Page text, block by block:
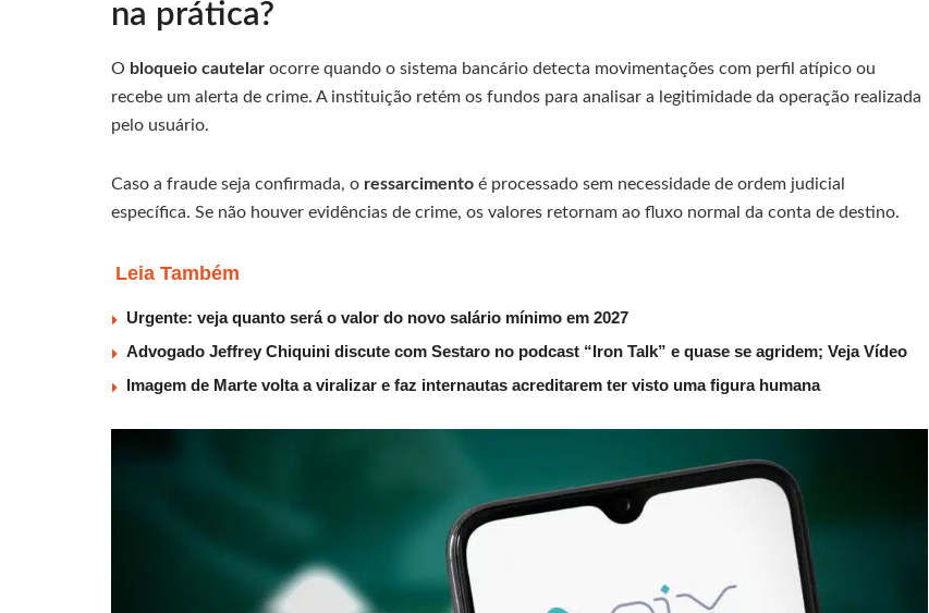
na prática?
O bloqueio cautelar ocorre quando o sistema bancário detecta movimentações com perfil atípico ou
recebe um alerta de crime. A instituição retém os fundos para analisar a legitimidade da operação realizada
pelo usuário.
Caso a fraude seja confirmada, o ressarcimento é processado sem necessidade de ordem judicial
específica. Se não houver evidências de crime, os valores retornam ao fluxo normal da conta de destino.
Leia Também
Urgente: veja quanto será o valor do novo salário mínimo em 2027
Advogado Jeffrey Chiquini discute com Sestaro no podcast “Iron Talk” e quase se agridem; Veja Vídeo
Imagem de Marte volta a viralizar e faz internautas acreditarem ter visto uma figura humana